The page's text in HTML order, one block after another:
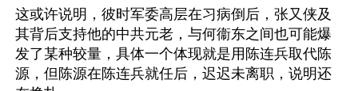
这或许说明，彼时军委高层在习病倒后，张又侠及
其背后支持他的中共元老，与何衞东之间也可能爆
发了某种较量，具体一个体现就是用陈连兵取代陈
源，但陈源在陈连兵就任后，迟迟未离职，说明还